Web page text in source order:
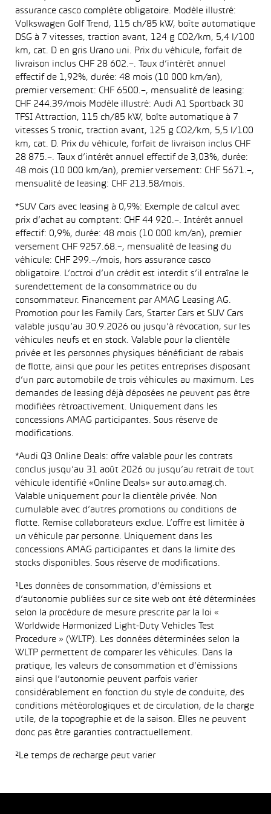
assurance casco complète obligatoire. Modèle illustré:
Volkswagen Golf Trend, 115 ch/85 kW, boîte automatique
DSG à 7 vitesses, traction avant, 124 g CO2/km, 5,4 l/100
km, cat. D en gris Urano uni. Prix du véhicule, forfait de
livraison inclus CHF 28 602.–. Taux d’intérêt annuel
effectif de 1,92%, durée: 48 mois (10 000 km/an),
premier versement: CHF 6500.–, mensualité de leasing:
CHF 244.39/mois Modèle illustré: Audi A1 Sportback 30
TFSI Attraction, 115 ch/85 kW, boîte automatique à 7
vitesses S tronic, traction avant, 125 g CO2/km, 5,5 l/100
km, cat. D. Prix du véhicule, forfait de livraison inclus CHF
28 875.–. Taux d’intérêt annuel effectif de 3,03%, durée:
48 mois (10 000 km/an), premier versement: CHF 5671.–,
mensualité de leasing: CHF 213.58/mois.
*SUV Cars avec leasing à 0,9%: Exemple de calcul avec
prix d’achat au comptant: CHF 44 920.–. Intérêt annuel
effectif: 0,9%, durée: 48 mois (10 000 km/an), premier
versement CHF 9257.68.–, mensualité de leasing du
véhicule: CHF 299.–/mois, hors assurance casco
obligatoire. L’octroi d’un crédit est interdit s’il entraîne le
surendettement de la consommatrice ou du
consommateur. Financement par AMAG Leasing AG.
Promotion pour les Family Cars, Starter Cars et SUV Cars
valable jusqu’au 30.9.2026 ou jusqu’à révocation, sur les
véhicules neufs et en stock. Valable pour la clientèle
privée et les personnes physiques bénéficiant de rabais
de flotte, ainsi que pour les petites entreprises disposant
d’un parc automobile de trois véhicules au maximum. Les
demandes de leasing déjà déposées ne peuvent pas être
modifiées rétroactivement. Uniquement dans les
concessions AMAG participantes. Sous réserve de
modifications.
*Audi Q3 Online Deals: offre valable pour les contrats
conclus jusqu’au 31 août 2026 ou jusqu’au retrait de tout
véhicule identifié «Online Deals» sur auto.amag.ch.
Valable uniquement pour la clientèle privée. Non
cumulable avec d’autres promotions ou conditions de
flotte. Remise collaborateurs exclue. L’offre est limitée à
un véhicule par personne. Uniquement dans les
concessions AMAG participantes et dans la limite des
stocks disponibles. Sous réserve de modifications.
¹Les données de consommation, d’émissions et
d’autonomie publiées sur ce site web ont été déterminées
selon la procédure de mesure prescrite par la loi «
Worldwide Harmonized Light-Duty Vehicles Test
Procedure » (WLTP). Les données déterminées selon la
WLTP permettent de comparer les véhicules. Dans la
pratique, les valeurs de consommation et d’émissions
ainsi que l’autonomie peuvent parfois varier
considérablement en fonction du style de conduite, des
conditions météorologiques et de circulation, de la charge
utile, de la topographie et de la saison. Elles ne peuvent
donc pas être garanties contractuellement.
²Le temps de recharge peut varier